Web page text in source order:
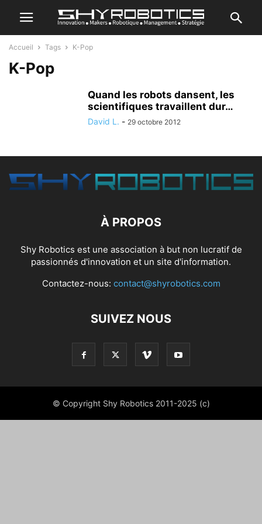
Accueil Tags K-Pop
K-Pop
Quand les robots dansent, les
scientifiques travaillent dur…
David L. - 29 octobre 2012
À PROPOS
Shy Robotics est une association à but non lucratif de
passionnés d'innovation et un site d'information.
Contactez-nous: contact@shyrobotics.com
SUIVEZ NOUS
© Copyright Shy Robotics 2011-2025 (c)